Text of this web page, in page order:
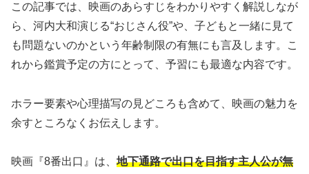
この記事では、映画のあらすじをわかりやすく解説しなが
ら、河内大和演じる“おじさん役”や、子どもと一緒に見て
も問題ないのかという年齢制限の有無にも言及します。こ
れから鑑賞予定の方にとって、予習にも最適な内容です。
ホラー要素や心理描写の見どころも含めて、映画の魅力を
余すところなくお伝えします。
映画『8番出口』は、 地下通路で出口を目指す主人公が無